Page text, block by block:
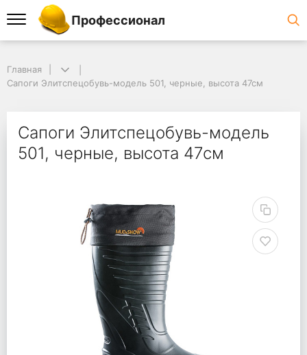
Профессионал
Главная
Сапоги Элитспецобувь-модель 501, черные, высота 47см
Сапоги Элитспецобувь-модель
501, черные, высота 47см